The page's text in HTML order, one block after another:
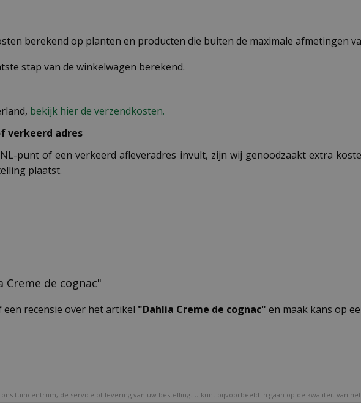
berekend op planten en producten die buiten de maximale afmetingen
stap van de winkelwagen berekend.
bekijk hier de verzendkosten.
verkeerd adres
punt of een verkeerd afleveradres invult, zijn wij genoodzaakt extra
plaatst.
Creme de cognac"
recensie over het artikel "Dahlia Creme de cognac" en maak kans op
tuincentrum, de service of levering van uw bestelling. U kunt bijvoorbeeld in gaan op de kwaliteit van